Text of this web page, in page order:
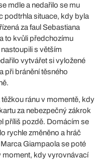
mdle a nedařilo se mu
podtrhla situace, kdy byla
za faul Sebastiana
to kvůli předchozímu
s větším
vytvářet si vyložené
při bránění těsného
ránu v momentě, kdy
za nebezpečný zákrok
příliš pozdě. Domácím se
rychle změněno a hráč
Giampaola se poté
moment, kdy vyrovnávací